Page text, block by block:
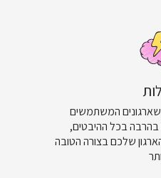
המשתמשים
בהרבה בכל ההיבטים,
שלכם בצורה הטובה